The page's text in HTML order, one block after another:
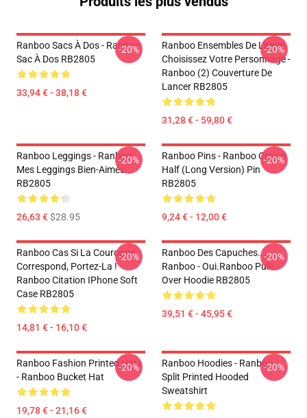
Ranboo Sacs À Dos - Ranboo
Sac À Dos RB2805
33,94 € - 38,18 €
-20%
Ranboo Ensembles De Literie
Choisissez Votre Personnage -
Ranboo (2) Couverture De
Lancer RB2805
31,28 € - 59,80 €
-20%
Ranboo Leggings - Ranboo
Mes Leggings Bien-Aimés
RB2805
26,63 €$28.95
-20%
Ranboo Pins - Ranboo Crown
Half (long Version) Pin
RB2805
9,24 € - 12,00 €
-20%
Ranboo Cas Si La Couronne
Correspond, Portez-La !
Ranboo Citation IPhone Soft
Case RB2805
14,81 € - 16,10 €
-20%
Ranboo Des Capuches...
Ranboo - Oui.Ranboo Pull-
Over Hoodie RB2805
39,51 € - 45,95 €
-20%
Ranboo Fashion Printed Hats
- Ranboo Bucket Hat
19,78 € - 21,16 €
-20%
Ranboo Hoodies - Ranboo
Split Printed Hooded
Sweatshirt
-20%